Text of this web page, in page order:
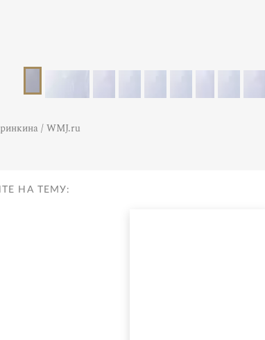
/ WMJ.ru
НА ТЕМУ: